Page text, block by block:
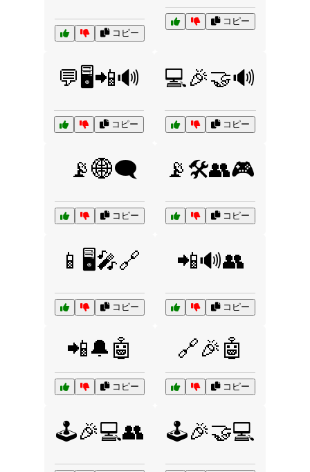
コピー
コピー
💬🖥️📲🔊
コピー
💻🎉🤝🔊
コピー
📡🌐🗨️
コピー
📡🛠️👥🎮
コピー
📱🖥️🎤🔗
コピー
📲🔊👥
コピー
📲🔔🤖
コピー
🔗🎉🤖
コピー
🕹️🎉💻👥 🕹️🎉🤝💻